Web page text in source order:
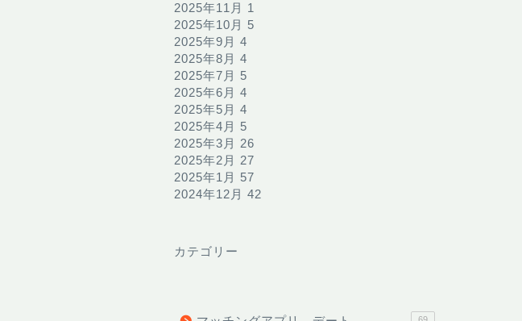
2025年11月 1
2025年10月 5
2025年9月 4
2025年8月 4
2025年7月 5
2025年6月 4
2025年5月 4
2025年4月 5
2025年3月 26
2025年2月 27
2025年1月 57
2024年12月 42
カテゴリー